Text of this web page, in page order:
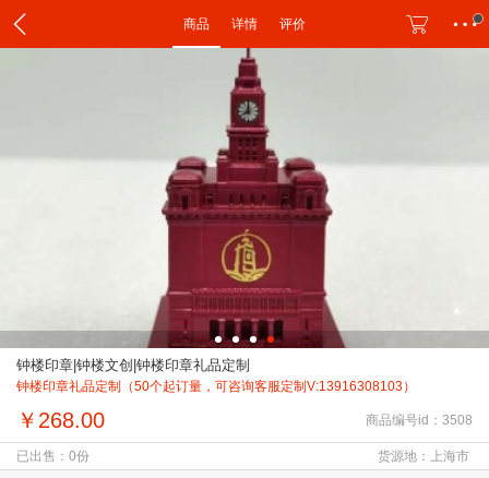
商品 详情 评价
钟楼印章|钟楼文创|钟楼印章礼品定制
钟楼印章礼品定制（50个起订量，可咨询客服定制V:13916308103）
￥268.00 商品编号id：3508
已出售：0份 货源地：上海市